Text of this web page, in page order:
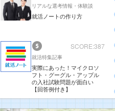
リアルな選考情報・体験談
就活ノートの作り方
SCORE:387
就活特集記事
実際にあった！マイクロソ
フト・グーグル・アップル
の入社試験問題が面白い
【回答例付き】